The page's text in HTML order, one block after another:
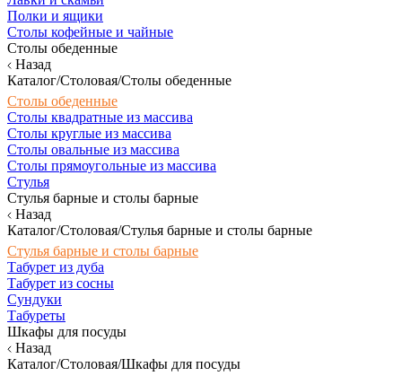
Полки и ящики
Столы кофейные и чайные
Столы обеденные
Назад
Каталог/Столовая/Столы обеденные
Столы обеденные
Столы квадратные из массива
Столы круглые из массива
Столы овальные из массива
Столы прямоугольные из массива
Стулья
Стулья барные и столы барные
Назад
Каталог/Столовая/Стулья барные и столы барные
Стулья барные и столы барные
Табурет из дуба
Табурет из сосны
Сундуки
Табуреты
Шкафы для посуды
Назад
Каталог/Столовая/Шкафы для посуды